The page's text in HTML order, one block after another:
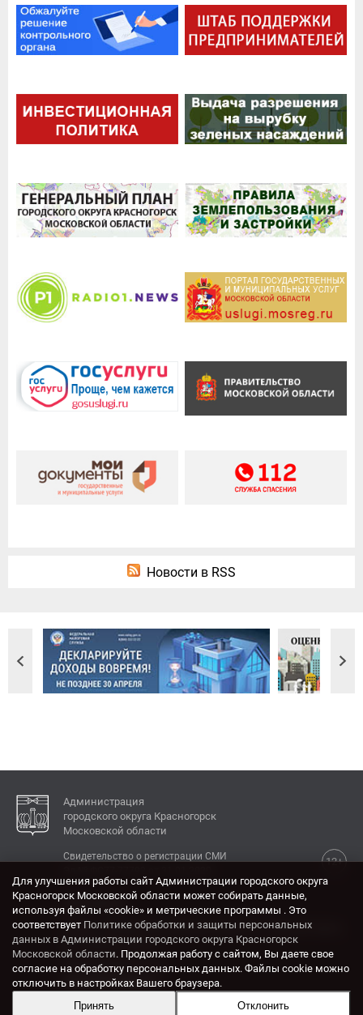
Новости в RSS
Администрация
городского округа Красногорск
Московской области
12+
Свидетельство о регистрации СМИ
КОНТАКТЫ
Адрес: 143404, Московская область, г. Красногорск,
ул. Ленина, дом 4.
Электронная почта:
krasrn@mosreg.ru
Для улучшения работы сайт Администрации городского округа
Красногорск Московской области может собирать данные,
используя файлы «cookie» и метрические программы . Это
соответствует Политике обработки и защиты персональных
данных в Администрации городского округа Красногорск
Московской области. Продолжая работу с сайтом, Вы даете свое
согласие на обработку персональных данных. Файлы cookie можно
отключить в настройках Вашего браузера.
Принять
Отклонить